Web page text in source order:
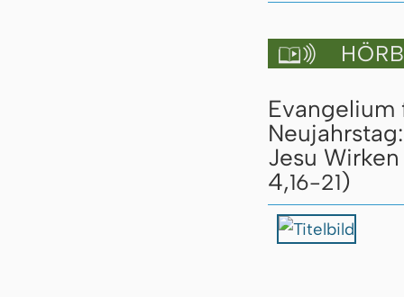

Evangelium
Neujahrstag:
Jesu
4,16-21)